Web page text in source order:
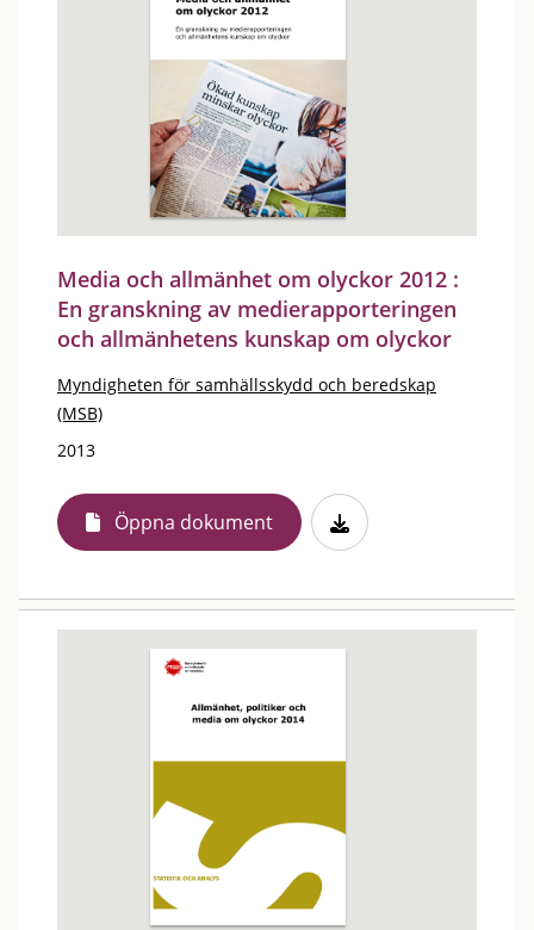
Media och allmänhet om olyckor 2012 :
En granskning av medierapporteringen
och allmänhetens kunskap om olyckor
Myndigheten för samhällsskydd och beredskap
(MSB)
2013
Öppna dokument